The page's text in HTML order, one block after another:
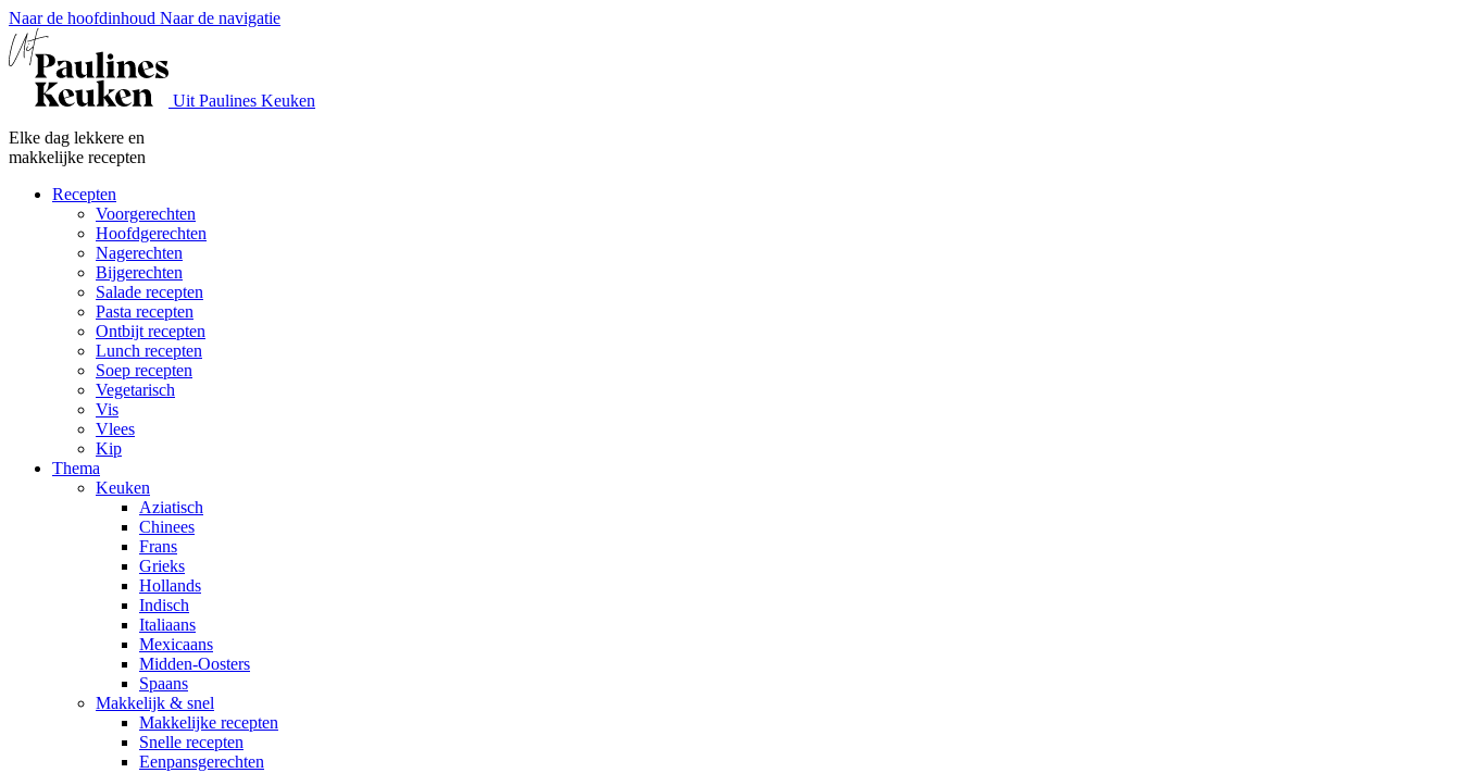
Naar de hoofdinhoud Naar de navigatie
Uit Paulines Keuken
Elke dag lekkere en
makkelijke recepten
Recepten
Voorgerechten
Hoofdgerechten
Nagerechten
Bijgerechten
Salade recepten
Pasta recepten
Ontbijt recepten
Lunch recepten
Soep recepten
Vegetarisch
Vis
Vlees
Kip
Thema
Keuken
Aziatisch
Chinees
Frans
Grieks
Hollands
Indisch
Italiaans
Mexicaans
Midden-Oosters
Spaans
Makkelijk & snel
Makkelijke recepten
Snelle recepten
Eenpansgerechten